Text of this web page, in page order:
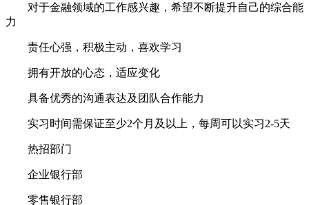
对于金融领域的工作感兴趣，希望不断提升自己的综合能
力
责任心强，积极主动，喜欢学习
拥有开放的心态，适应变化
具备优秀的沟通表达及团队合作能力
实习时间需保证至少2个月及以上，每周可以实习2-5天
热招部门
企业银行部
零售银行部